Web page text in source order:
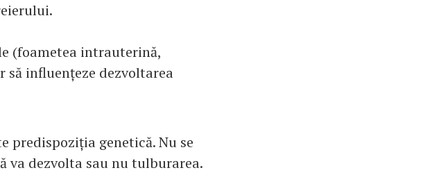
(foametea intrauterină,
influențeze dezvoltarea
predispoziția genetică. Nu se
va dezvolta sau nu tulburarea.